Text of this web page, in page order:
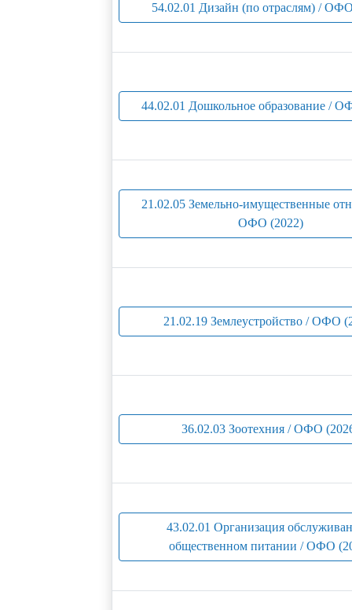
54.02.01 Дизайн (по отраслям) /
44.02.01 Дошкольное образование /
21.02.05 Земельно-имущественные
ОФО (2022)
21.02.19 Землеустройство / ОФО
36.02.03 Зоотехния / ОФО
43.02.01 Организация
общественном питании / ОФО